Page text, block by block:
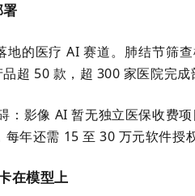
的医疗 AI 赛道。肺结节筛
超 50 款，超 300 家医院完成
：影像 AI 暂无独立医保收费
年还需 15 至 30 万元软件授权
在模型上